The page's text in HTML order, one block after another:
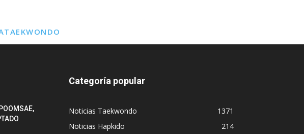
Categoría popular
Noticias Taekwondo
1371
Noticias Hapkido
214